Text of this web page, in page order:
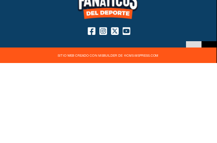
SITIO WEB CREADO CON MSBUILDER DE ®CMS-MSPRESS.COM